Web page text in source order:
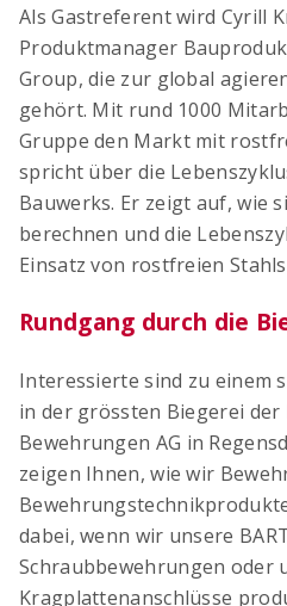
Als Gastreferent wird Cyrill
Produktmanager
Group, die zur global
gehört. Mit rund 1000
Gruppe den Markt mit
spricht über die
Bauwerks. Er zeigt auf, wie
berechnen und die
Einsatz von rostfreien
Rundgang durch die
Interessierte sind zu einem
in der grössten Biegerei
Bewehrungen AG in
zeigen Ihnen, wie wir
dabei, wenn wir unsere
Schraubbewehrungen oder
Kragplattenanschlüsse